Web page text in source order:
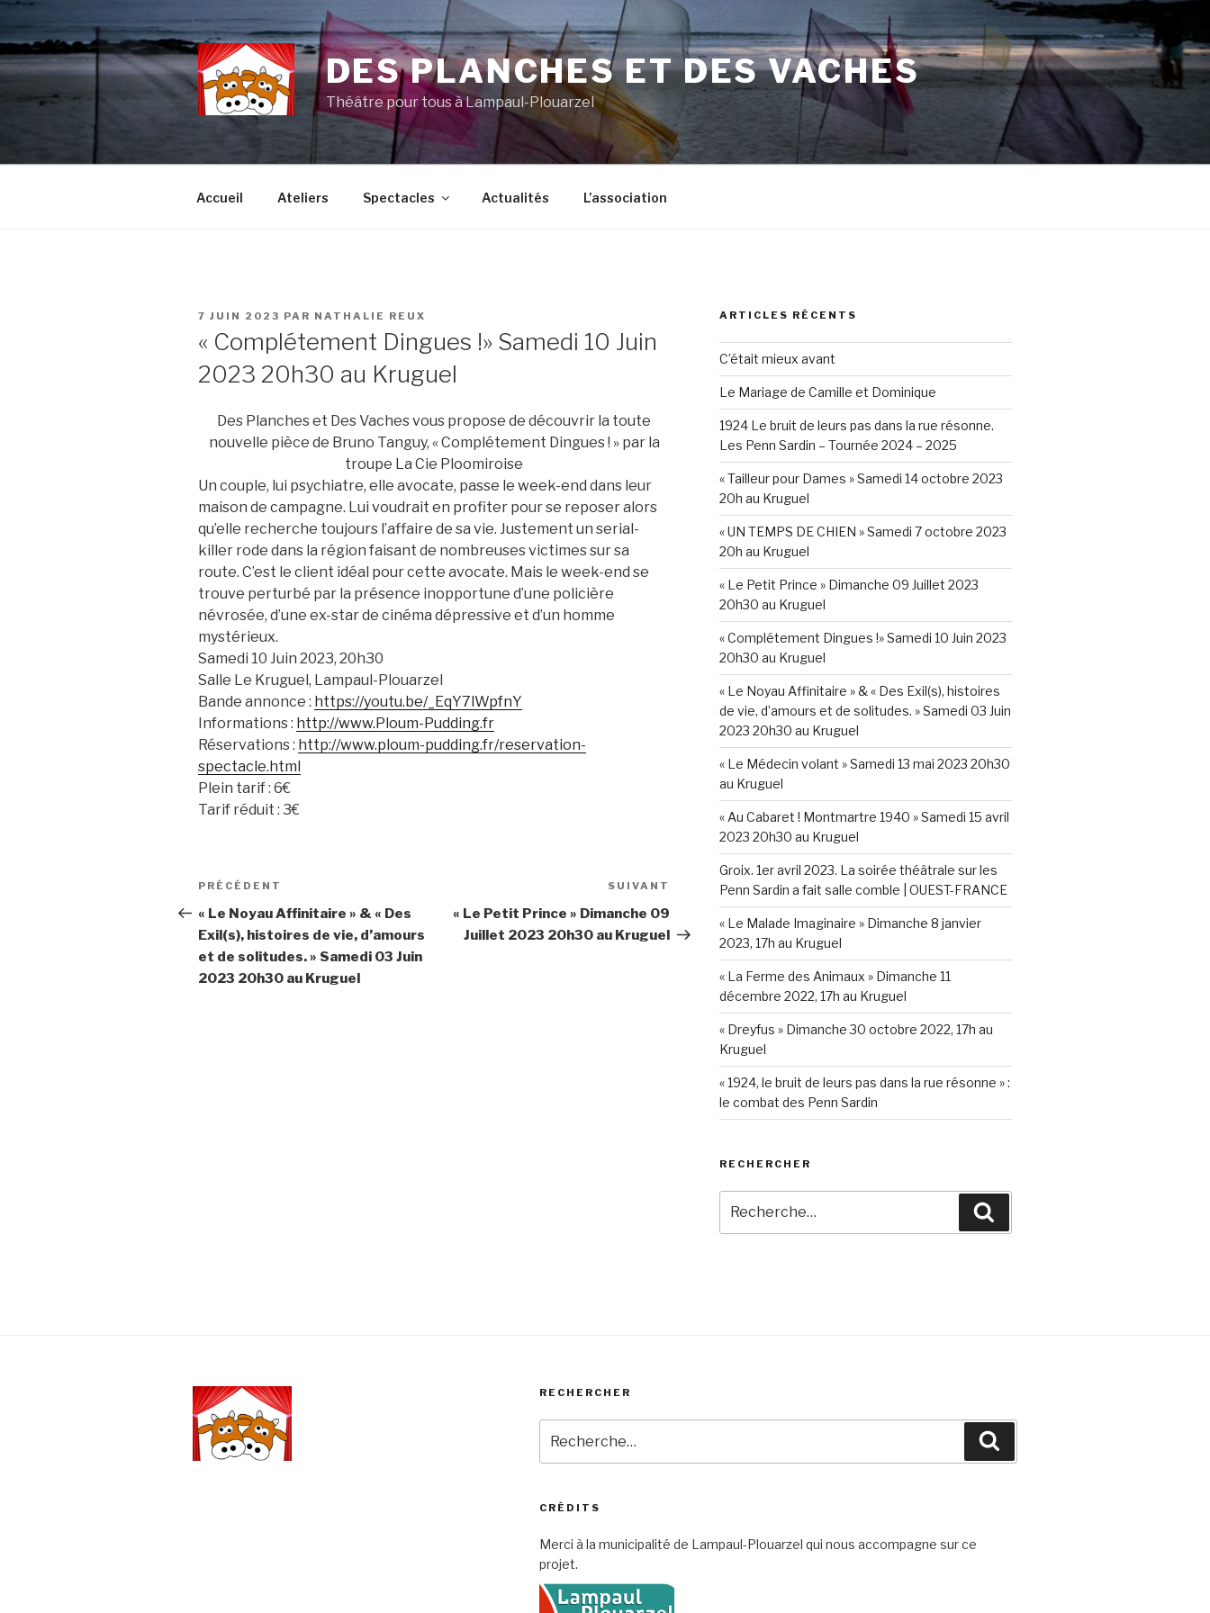
Aller
contenu
principal
DES PLANCHES ET DES VACHES
Théâtre pour tous à Lampaul-Plouarzel
Accueil Ateliers Spectacles Actualités L’association
PUBLIÉ
7 JUIN 2023 PAR NATHALIE REUX
« Complétement Dingues !» Samedi 10 Juin
2023 20h30 au Kruguel
Des Planches et Des Vaches vous propose de découvrir la toute
nouvelle pièce de Bruno Tanguy, « Complétement Dingues ! » par la
troupe La Cie Ploomiroise
Un couple, lui psychiatre, elle avocate, passe le week-end dans leur
maison de campagne. Lui voudrait en profiter pour se reposer alors
qu’elle recherche toujours l’affaire de sa vie. Justement un serial-
killer rode dans la région faisant de nombreuses victimes sur sa
route. C’est le client idéal pour cette avocate. Mais le week-end se
trouve perturbé par la présence inopportune d’une policière
névrosée, d’une ex-star de cinéma dépressive et d’un homme
mystérieux.
Samedi 10 Juin 2023, 20h30
Salle Le Kruguel, Lampaul-Plouarzel
Bande annonce : https://youtu.be/_EqY7lWpfnY
Informations : http://www.Ploum-Pudding.fr
Réservations : http://www.ploum-pudding.fr/reservation-
spectacle.html
Plein tarif : 6€
Tarif réduit : 3€
Navigation
de
l’article
Article
précédent
PRÉCÉDENT
« Le Noyau Affinitaire » & « Des
Exil(s), histoires de vie, d’amours
et de solitudes. » Samedi 03 Juin
2023 20h30 au Kruguel
Article
suivant
SUIVANT
« Le Petit Prince » Dimanche 09
Juillet 2023 20h30 au Kruguel
ARTICLES RÉCENTS
C’était mieux avant
Le Mariage de Camille et Dominique
1924 Le bruit de leurs pas dans la rue résonne.
Les Penn Sardin – Tournée 2024 – 2025
« Tailleur pour Dames » Samedi 14 octobre 2023
20h au Kruguel
« UN TEMPS DE CHIEN » Samedi 7 octobre 2023
20h au Kruguel
« Le Petit Prince » Dimanche 09 Juillet 2023
20h30 au Kruguel
« Complétement Dingues !» Samedi 10 Juin 2023
20h30 au Kruguel
« Le Noyau Affinitaire » & « Des Exil(s), histoires
de vie, d’amours et de solitudes. » Samedi 03 Juin
2023 20h30 au Kruguel
« Le Médecin volant » Samedi 13 mai 2023 20h30
au Kruguel
« Au Cabaret ! Montmartre 1940 » Samedi 15 avril
2023 20h30 au Kruguel
Groix. 1er avril 2023. La soirée théâtrale sur les
Penn Sardin a fait salle comble | OUEST-FRANCE
« Le Malade Imaginaire » Dimanche 8 janvier
2023, 17h au Kruguel
« La Ferme des Animaux » Dimanche 11
décembre 2022, 17h au Kruguel
« Dreyfus » Dimanche 30 octobre 2022, 17h au
Kruguel
« 1924, le bruit de leurs pas dans la rue résonne » :
le combat des Penn Sardin
RECHERCHER
pour
RECHERCHER
pour
:
CRÉDITS
Merci à la municipalité de Lampaul-Plouarzel qui nous accompagne sur ce
projet.